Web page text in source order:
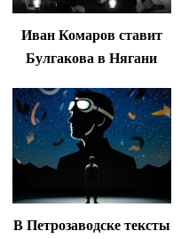
Иван Комаров ставит
Булгакова в Нягани
В Петрозаводске тексты